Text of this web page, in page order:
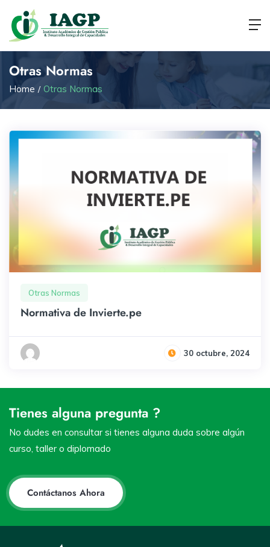
Otras Normas
Home Otras Normas
Otras Normas
Normativa de Invierte.pe
30 octubre, 2024
Tienes alguna pregunta ?
No dudes en consultar si tienes alguna duda sobre algún
curso, taller o diplomado
Contáctanos Ahora